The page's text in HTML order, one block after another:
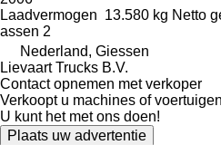
Laadvermogen 13.580 kg Netto
assen 2
Nederland, Giessen
Lievaart Trucks B.V.
Contact opnemen met verkoper
Verkoopt u machines of
U kunt het met ons doen!
Plaats uw advertentie